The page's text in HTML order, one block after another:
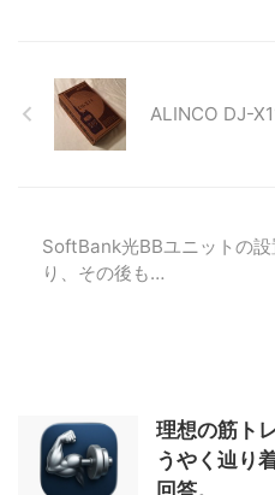
ALINCO DJ-
SoftBank光BBユニットの設
り、その後も…
理想の筋ト
うやく辿り
回答。